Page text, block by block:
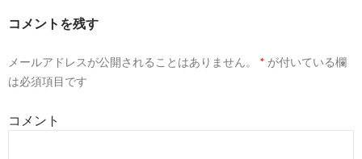
ゲ
シ
ン
コメントを残す
メールアドレスが公開されることはありません。 * が付いている欄
は必須項目です
コメント